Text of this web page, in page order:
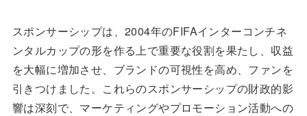
スポンサーシップは、2004年のFIFAインターコンチネ
ンタルカップの形を作る上で重要な役割を果たし、収益
を大幅に増加させ、ブランドの可視性を高め、ファンを
引きつけました。これらのスポンサーシップの財政的影
響は深刻で、マーケティングやプロモーション活動への